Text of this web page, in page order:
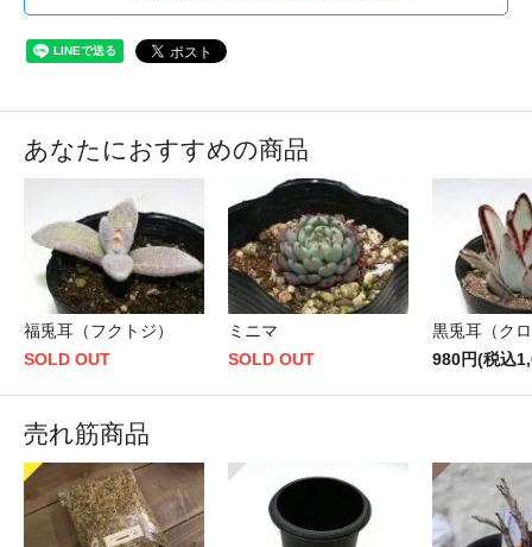
あなたにおすすめの商品
福兎耳（フクトジ）
SOLD OUT
ミニマ
SOLD OUT
黒兎耳（ク
980円(税込
売れ筋商品